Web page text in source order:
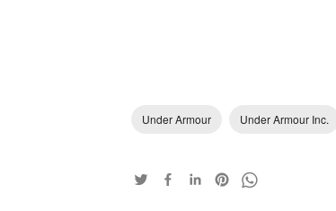
Under Armour Under Armour Inc.